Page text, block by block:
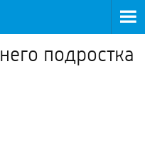
подростка